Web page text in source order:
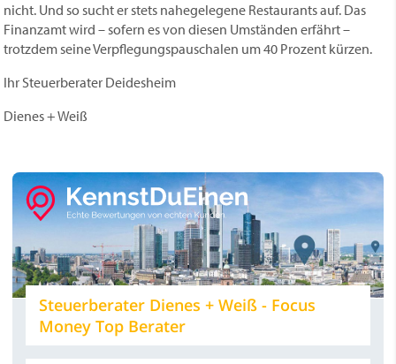
nicht. Und so sucht er stets nahegelegene Restaurants auf. Das
Finanzamt wird – sofern es von diesen Umständen erfährt –
trotzdem seine Verpflegungspauschalen um 40 Prozent kürzen.
Ihr Steuerberater Deidesheim
Dienes + Weiß
Steuerberater Dienes + Weiß - Focus
Money Top Berater